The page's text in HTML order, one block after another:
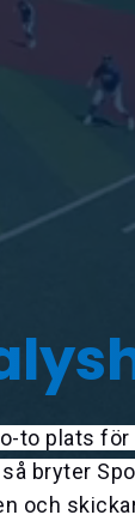
to plats
bryter
och